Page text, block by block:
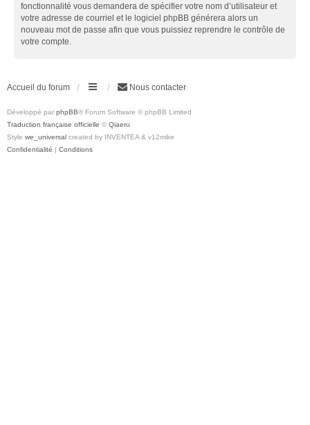
fonctionnalité vous demandera de spécifier votre nom d’utilisateur et
votre adresse de courriel et le logiciel phpBB générera alors un
nouveau mot de passe afin que vous puissiez reprendre le contrôle de
votre compte.
Accueil du forum Nous contacter
Développé par phpBB® Forum Software © phpBB Limited
Traduction française officielle © Qiaeru
Style we_universal created by INVENTEA & v12mike
Confidentialité | Conditions